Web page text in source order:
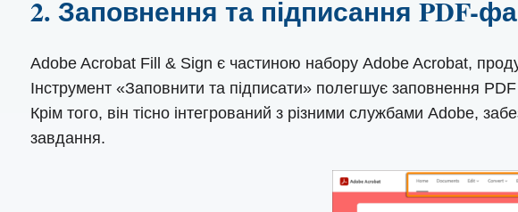
2. Заповнення та підписання PDF-
Adobe Acrobat Fill & Sign є частиною набору Adobe Acrobat,
Інструмент «Заповнити та підписати» полегшує заповнення
Крім того, він тісно інтегрований з різними службами Adobe,
завдання.